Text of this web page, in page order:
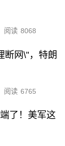
阅读 8068
断网\"，特朗
阅读 6765
了！美军这